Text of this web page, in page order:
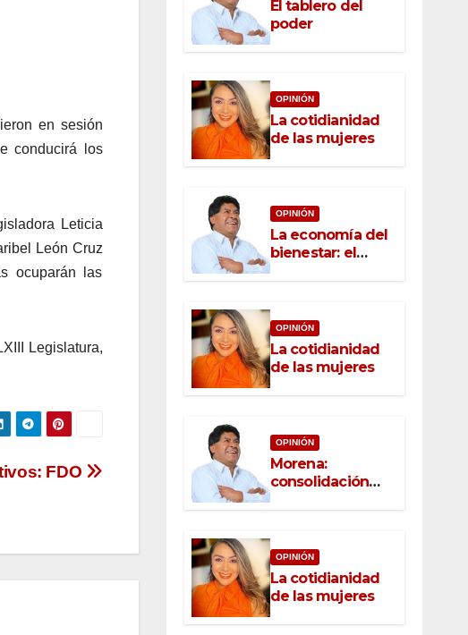
en sesión
conducirá los
Leticia
León Cruz
ocuparán las
Legislatura,
FDO
El tablero del
poder
OPINIÓN
La cotidianidad
de las mujeres
OPINIÓN
La economía del
bienestar: el
nuevo rostro del
OPINIÓN
La cotidianidad
de las mujeres
OPINIÓN
Morena:
consolidación
con raíz, rumbo
OPINIÓN
La cotidianidad
de las mujeres